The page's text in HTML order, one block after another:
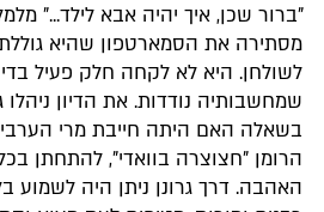
"ברור שכן, איך יהיה אבא לילד..."
מסתירה את הסמארטפון שהיא
לשולחן. היא לא לקחה חלק פעיל
שמחשבותיה נודדות. את הדיון ניהלו
בשאלה האם היתה חייבת מרי
הרומן "חצוצרה בוואדי", להתחתן
האהבה. דרך גרונן ניתן היה לשמוע